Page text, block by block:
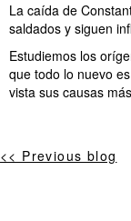
La caída de
saldados y siguen
‎Estudiemos los
que todo lo nuevo
vista sus causas
<< Previous blog